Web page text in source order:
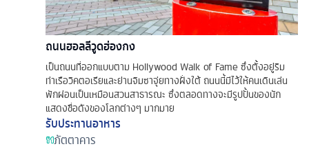
ถนนฮอลลีวูดฮ่องกง
เป็นถนนที่ออกแบบตาม Hollywood Walk of Fame ซึ่งตั้งอยู่ริม
ท่าเรือวิคตอเรียและย่านจิมซาจุ่ยทางฝั่งใต้ ถนนนี้มีไว้ให้คนเดินเล่น
พักผ่อนเป็นเหมือนสวนสาธารณะ ซึ่งตลอดทางจะมีรูปปั้นของนัก
แสดงชื่อดังของโลกต่างๆ มากมาย
รับประทานอาหาร
ภัตตาคาร